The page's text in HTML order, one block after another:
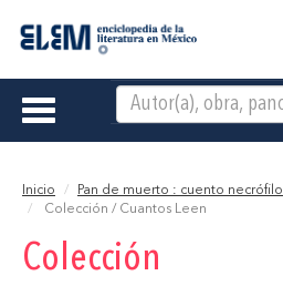
Toggle
Inicio
Pan de muerto : cuento necrófilo
Colección / Cuantos Leen
Colección